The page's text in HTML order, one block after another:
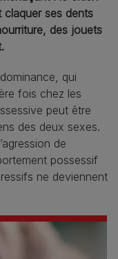
ses dents
des jouets
qui
fois chez les
peut être
des deux sexes.
de
possessif
ne deviennent